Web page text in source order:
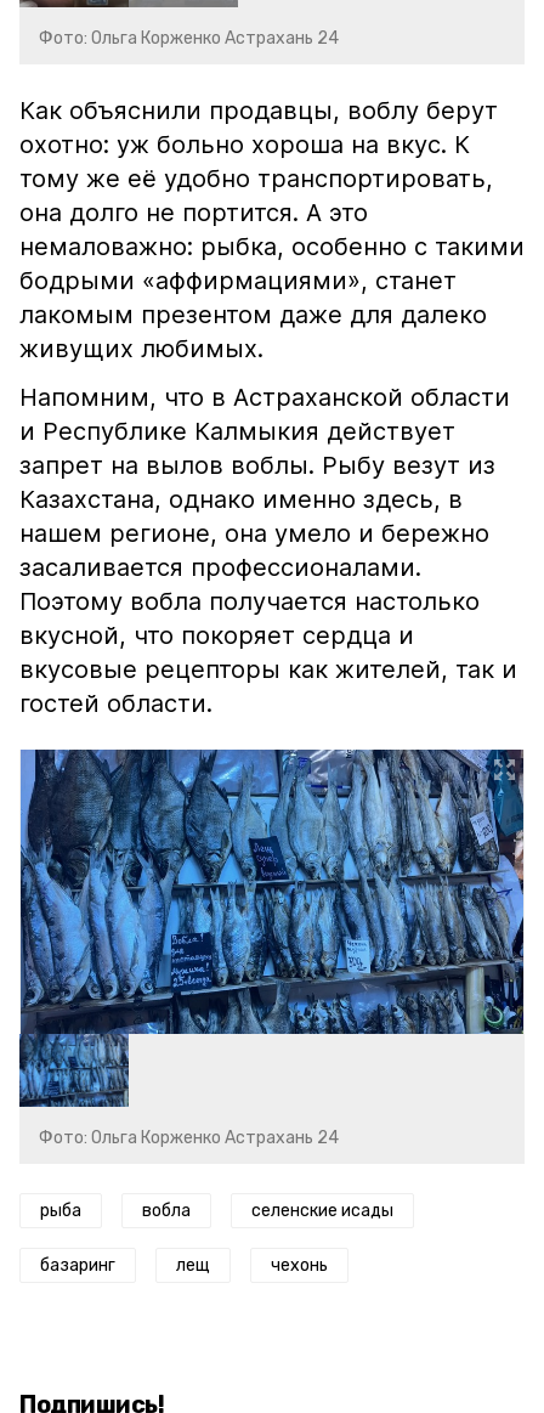
Фото: Ольга Корженко Астрахань 24
Как объяснили продавцы, воблу берут
охотно: уж больно хороша на вкус. К
тому же её удобно транспортировать,
она долго не портится. А это
немаловажно: рыбка, особенно с такими
бодрыми «аффирмациями», станет
лакомым презентом даже для далеко
живущих любимых.
Напомним, что в Астраханской области
и Республике Калмыкия действует
запрет на вылов воблы. Рыбу везут из
Казахстана, однако именно здесь, в
нашем регионе, она умело и бережно
засаливается профессионалами.
Поэтому вобла получается настолько
вкусной, что покоряет сердца и
вкусовые рецепторы как жителей, так и
гостей области.
Фото: Ольга Корженко Астрахань 24
рыба вобла селенские исады
базаринг лещ чехонь
Подпишись!